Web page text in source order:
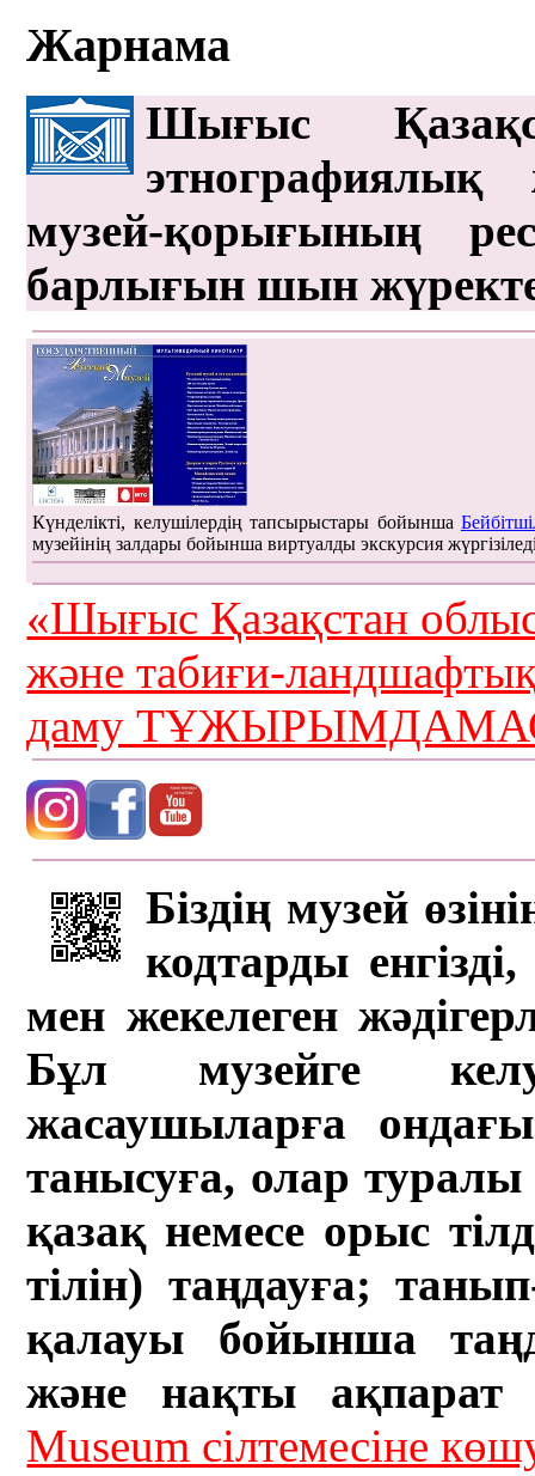
Жарнама
Шығыс
этнографиялық
музей-қорығының
барлығын шын
Күнделікті, келушілердің тапсырыстары бойынша
музейінің залдары бойынша виртуалды экскурсия
«Шығыс Қазақстан
және табиғи-
даму
Біздің музей
кодтарды
мен жекелеген
Бұл музейге
жасаушыларға
танысуға, олар туралы
қазақ немесе орыс
тілін) таңдауға;
қалауы бойынша
және нақты ақпарат
Museum сілтемесіне